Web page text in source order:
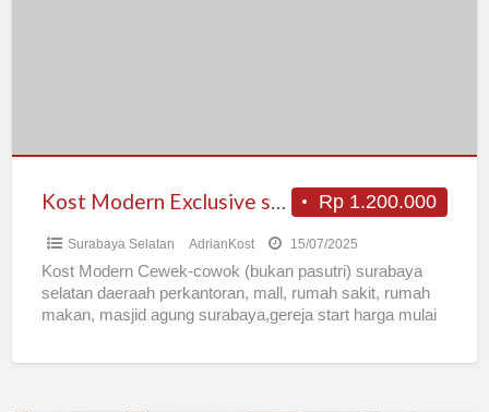
Rp 1.200.000
Surabaya Selatan AdrianKost 15/07/2025
Kost Modern Cewek-cowok (bukan pasutri) surabaya
selatan daeraah perkantoran, mall, rumah sakit, rumah
makan, masjid agung surabaya,gereja start harga mulai